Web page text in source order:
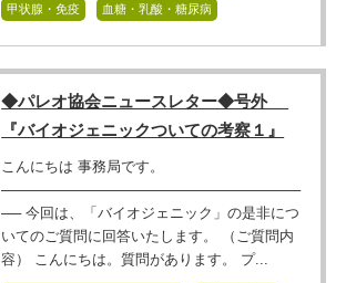
甲状腺・免疫
血糖・乳酸・糖尿病
◆パレオ協会ニュースレター◆号外
『バイオジェニックついての考察１』
こんにちは 事務局です。
──────────────────────────────
── 今回は、「バイオジェニック」の是非につ
いてのご質問に回答いたします。 （ご質問内
容） こんにちは。質問があります。 プ...